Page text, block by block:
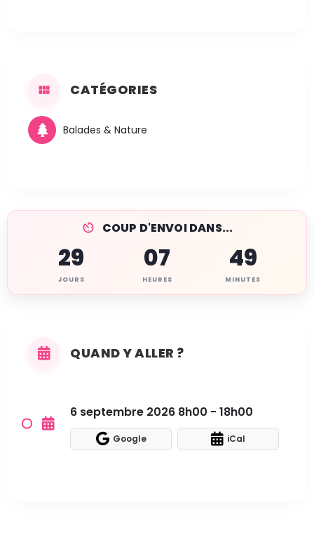
CATÉGORIES
Balades & Nature
COUP D'ENVOI DANS...
29
JOURS
07
HEURES
49
MINUTES
QUAND Y ALLER ?
6 septembre 2026 8h00 - 18h00
Google iCal